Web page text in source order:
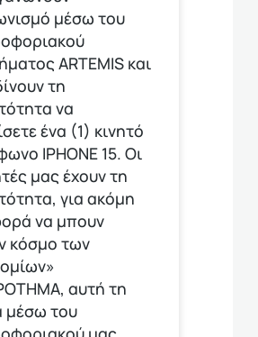
μέσω του
ARTEMIS και
τη
να
ένα (1) κινητό
ΙΡΗΟΝΕ 15. Οι
μας έχουν τη
για ακόμη
να μπουν
κόσμο των
αυτή τη
μέσω του